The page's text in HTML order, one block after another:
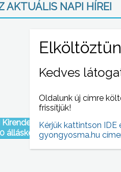
AKTUÁLIS NAPI HÍREI
álláskeresőt
Meleg
Kedves
Oldalunk új címre
frissítjük!
Kérjük kattintson IDE
gyongyosma.hu